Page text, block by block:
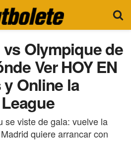
Olympique de
Ver HOY EN
y Online la
se viste de gala: vuelve la
quiere arrancar con